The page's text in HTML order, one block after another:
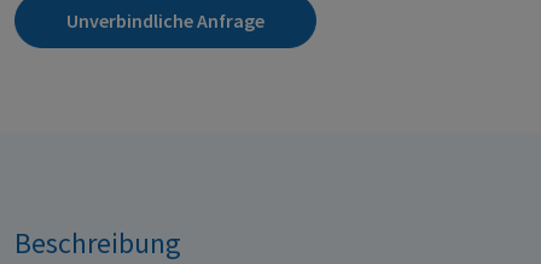
Unverbindliche Anfrage
Beschreibung